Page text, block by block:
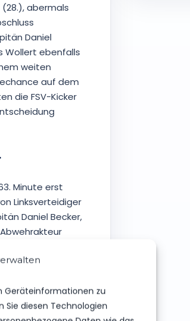
Geräteinformationen zu
Sie diesen Technologien
abermals
Daniel
Wollert ebenfalls
weiten
auf dem
die FSV-Kicker
Minute erst
Linksverteidiger
Daniel Becker,
Reiniger
in der
und so für eine
Luca